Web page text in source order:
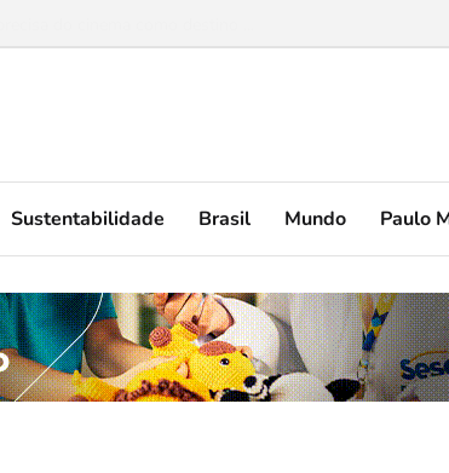
do cinema como destino ...
Sustentabilidade Brasil Mundo Paulo